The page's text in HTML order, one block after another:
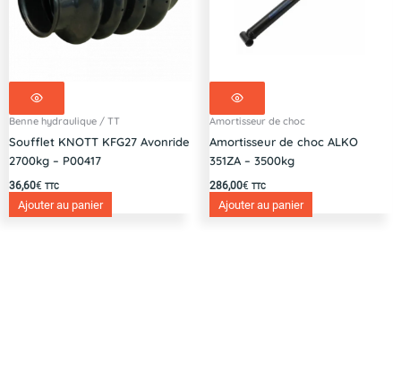
Benne hydraulique / TT
Soufflet KNOTT KFG27 Avonride
2700kg – P00417
36,60€ TTC
Ajouter au panier
Amortisseur de choc
Amortisseur de choc ALKO
351ZA – 3500kg
286,00€ TTC
Ajouter au panier